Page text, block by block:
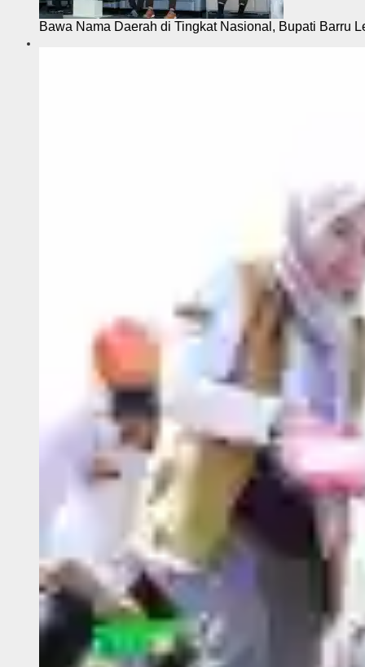
Bawa Nama Daerah di Tingkat Nasional, Bupati Barru